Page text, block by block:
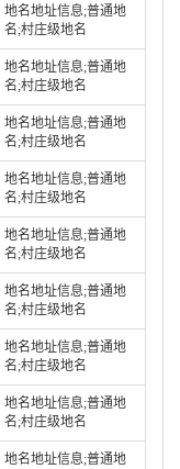
地名地址信息;普通地
名;村庄级地名
地名地址信息;普通地
名;村庄级地名
地名地址信息;普通地
名;村庄级地名
地名地址信息;普通地
名;村庄级地名
地名地址信息;普通地
名;村庄级地名
地名地址信息;普通地
名;村庄级地名
地名地址信息;普通地
名;村庄级地名
地名地址信息;普通地
名;村庄级地名
地名地址信息;普通地